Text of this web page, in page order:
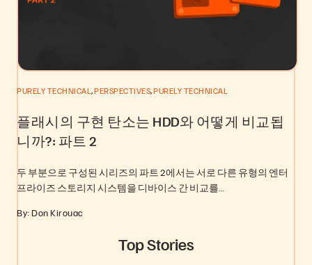
PURELY TECHNICAL ,PERSPECTIVES,PURELY TECHNICAL
플래시의 구현 탄소는 HDD와 어떻게 비교됩
니까?: 파트 2
두 부분으로 구성된 시리즈의 파트 2에서는 서로 다른 유형의 엔터
프라이즈 스토리지 시스템을 디바이스 간 비교를…
By: Don Kirouac
Top Stories